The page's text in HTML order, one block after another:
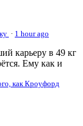
· 1 hour ago
карьеру в 49 кг
Ему как и
как Кроуфорд